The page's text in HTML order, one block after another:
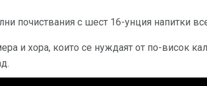
почиствания с шест 16-унция напитки
и хора, които се нуждаят от по-висок